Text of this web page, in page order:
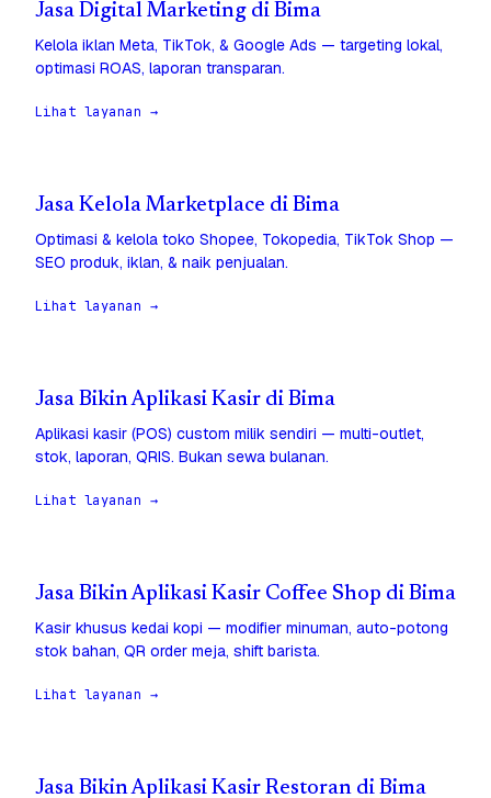
Jasa Digital Marketing di Bima
Kelola iklan Meta, TikTok, & Google Ads — targeting lokal,
optimasi ROAS, laporan transparan.
Lihat layanan →
Jasa Kelola Marketplace di Bima
Optimasi & kelola toko Shopee, Tokopedia, TikTok Shop —
SEO produk, iklan, & naik penjualan.
Lihat layanan →
Jasa Bikin Aplikasi Kasir di Bima
Aplikasi kasir (POS) custom milik sendiri — multi-outlet,
stok, laporan, QRIS. Bukan sewa bulanan.
Lihat layanan →
Jasa Bikin Aplikasi Kasir Coffee Shop di Bima
Kasir khusus kedai kopi — modifier minuman, auto-potong
stok bahan, QR order meja, shift barista.
Lihat layanan →
Jasa Bikin Aplikasi Kasir Restoran di Bima